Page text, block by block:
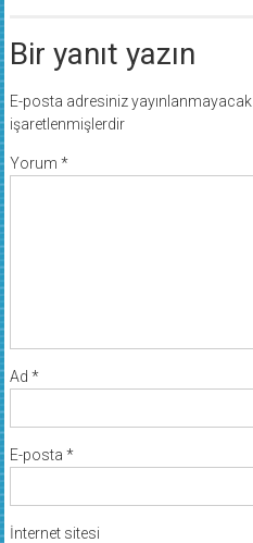
Bir yanıt yazın
E-posta adresiniz yayınlanmayacak.
işaretlenmişlerdir
Yorum *
Ad *
E-posta *
İnternet sitesi